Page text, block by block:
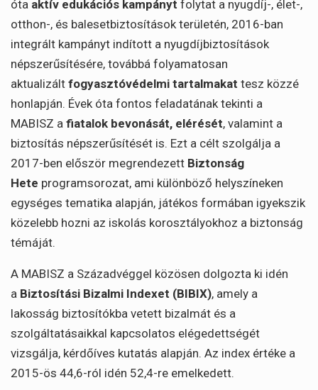
óta aktív edukációs kampányt folytat a nyugdíj-, élet-,
otthon-, és balesetbiztosítások területén, 2016-ban
integrált kampányt indított a nyugdíjbiztosítások
népszerűsítésére, továbbá folyamatosan
aktualizált fogyasztóvédelmi tartalmakat tesz közzé
honlapján. Évek óta fontos feladatának tekinti a
MABISZ a fiatalok bevonását, elérését, valamint a
biztosítás népszerűsítését is. Ezt a célt szolgálja a
2017-ben először megrendezett Biztonság
Hete programsorozat, ami különböző helyszíneken
egységes tematika alapján, játékos formában igyekszik
közelebb hozni az iskolás korosztályokhoz a biztonság
témáját.
A MABISZ a Századvéggel közösen dolgozta ki idén
a Biztosítási Bizalmi Indexet (BIBIX), amely a
lakosság biztosítókba vetett bizalmát és a
szolgáltatásaikkal kapcsolatos elégedettségét
vizsgálja, kérdőíves kutatás alapján. Az index értéke a
2015-ös 44,6-ról idén 52,4-re emelkedett.